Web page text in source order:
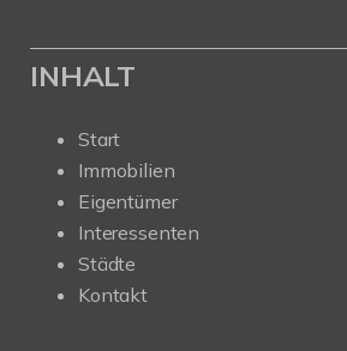
INHALT
Start
Immobilien
Eigentümer
Interessenten
Städte
Kontakt